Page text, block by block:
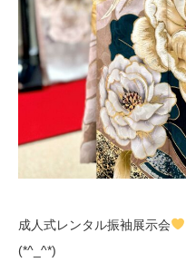
成人式レンタル振袖展示会
(*^_^*)